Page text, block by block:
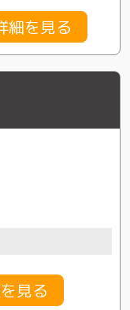
細を見る
見る